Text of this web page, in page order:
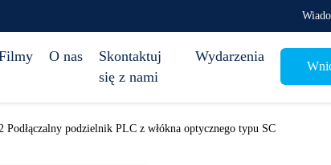
O nas
Skontaktuj
się z nami
Wydarzenia
Podłączalny podzielnik PLC z włókna optycznego typu SC